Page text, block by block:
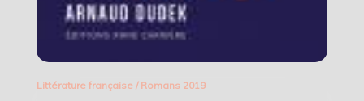
Littérature française/ Romans 2019